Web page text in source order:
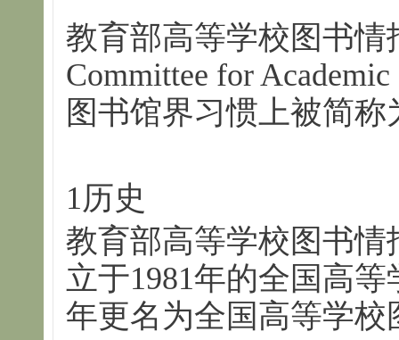
教育部高等学校图书情
Committee for
图书馆界习惯上被简称
1历史
教育部高等学校图书
立于1981年的全国高
年更名为全国高等学